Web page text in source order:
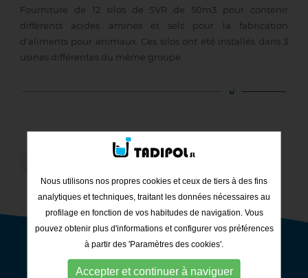
Fourniture de 12 silos de SVR de 50m3 pour contenir
différents acides aminés et sels pour la fabrication
d'aliments pour animaux. Ces silos ont été installés dans 3
usines différentes du même groupe
Contact Tadipol
Nous utilisons nos propres cookies et ceux de tiers à des fins
analytiques et techniques, traitant les données nécessaires au
profilage en fonction de vos habitudes de navigation. Vous
pouvez obtenir plus d'informations et configurer vos préférences
à partir des 'Paramètres des cookies'.
Accepter et continuer à naviguer